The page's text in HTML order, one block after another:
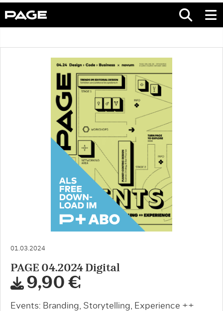
01.03.2024
PAGE 04.2024 Digital
9,90 €
Events: Branding, Storytelling, Experience ++